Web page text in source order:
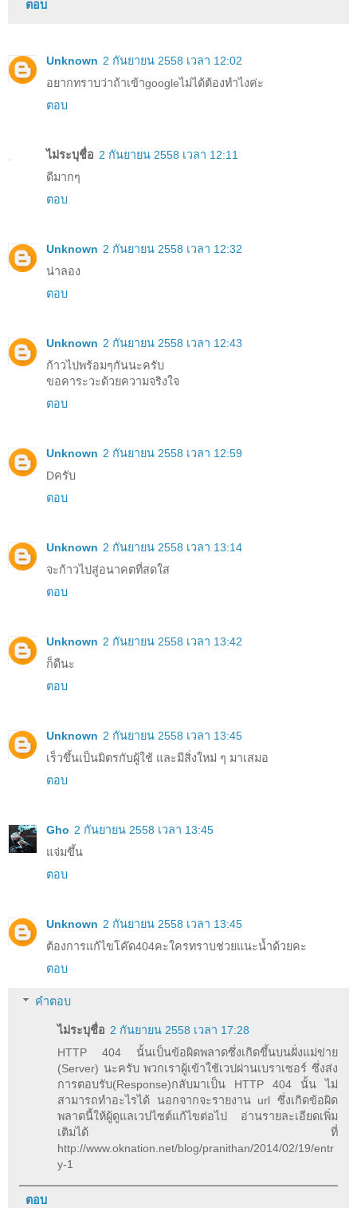
ตอบ
Unknown 2 กันยายน 2558 เวลา 12:02
อยากทราบว่าถ้าเข้าgoogleไม่ได้ต้องทำไงค่ะ
ตอบ
ไม่ระบุชื่อ 2 กันยายน 2558 เวลา 12:11
ดีมากๆ
ตอบ
Unknown 2 กันยายน 2558 เวลา 12:32
น่าลอง
ตอบ
Unknown 2 กันยายน 2558 เวลา 12:43
ก้าวไปพร้อมๆกันนะครับ
ขอคาระวะด้วยความจริงใจ
ตอบ
Unknown 2 กันยายน 2558 เวลา 12:59
Dครับ
ตอบ
Unknown 2 กันยายน 2558 เวลา 13:14
จะก้าวไปสู่อนาคตที่สดใส
ตอบ
Unknown 2 กันยายน 2558 เวลา 13:42
ก็ดีนะ
ตอบ
Unknown 2 กันยายน 2558 เวลา 13:45
เร็วขึ้นเป็นมิตรกับผู้ใช้ และมีสิ่งใหม่ ๆ มาเสมอ
ตอบ
Gho 2 กันยายน 2558 เวลา 13:45
แจ่มขึ้น
ตอบ
Unknown 2 กันยายน 2558 เวลา 13:45
ต้องการแก้ไขโค๊ด404คะใครทราบช่วยแนะน้ำด้วยคะ
ตอบ
คำตอบ
ไม่ระบุชื่อ 2 กันยายน 2558 เวลา 17:28
HTTP 404 นั้นเป็นข้อผิดพลาดซึ่งเกิดขึ้นบนฝั่งแม่ข่าย
(Server) นะครับ พวกเราผู้เข้าใช้เวปผ่านเบราเซอร์ ซึ่งส่ง
การตอบรับ(Response)กลับมาเป็น HTTP 404 นั้น ไม่
สามารถทำอะไรได้ นอกจากจะรายงาน url ซึ่งเกิดข้อผิด
พลาดนี้ให้ผู้ดูแลเวปไซต์แก้ไขต่อไป อ่านรายละเอียดเพิ่ม
เติมได้ ที่
http://www.oknation.net/blog/pranithan/2014/02/19/entr
y-1
ตอบ